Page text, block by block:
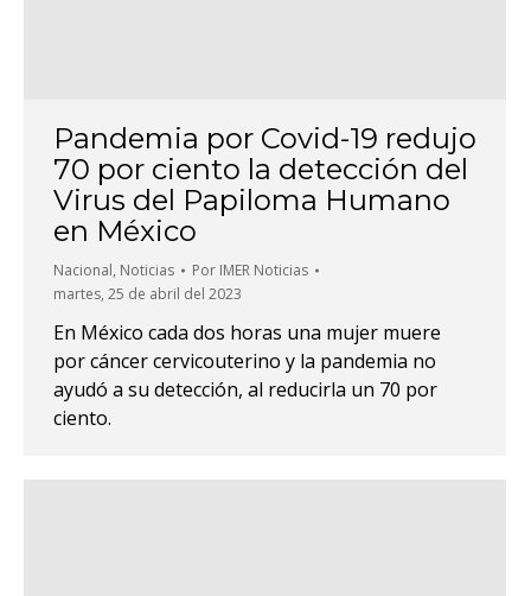
Pandemia por Covid-19 redujo
70 por ciento la detección del
Virus del Papiloma Humano
en México
Nacional, Noticias Por IMER Noticias
martes, 25 de abril del 2023
En México cada dos horas una mujer muere
por cáncer cervicouterino y la pandemia no
ayudó a su detección, al reducirla un 70 por
ciento.